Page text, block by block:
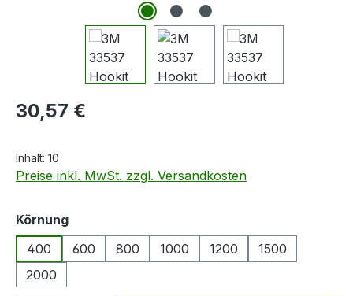
Regulärer Preis:
30,57 €
Inhalt: 10
Preise inkl. MwSt. zzgl. Versandkosten
Körnungauswählen
400
600 800 1000 1200
1500
2000